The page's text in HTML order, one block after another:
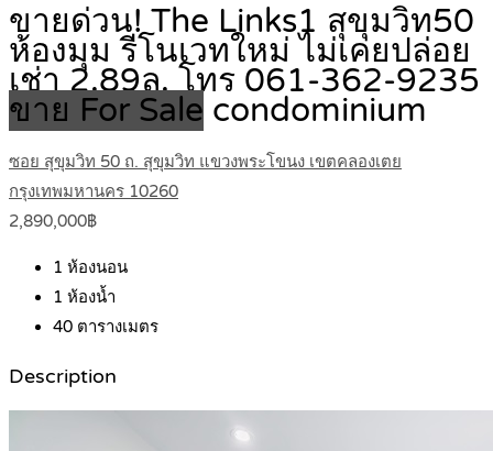
ขายด่วน! The Links1 สุขุมวิท50
ห้องมุม รีโนเวทใหม่ ไม่เคยปล่อย
เช่า 2.89ล. โทร 061-362-9235
ขาย For Sale condominium
ซอย สุขุมวิท 50 ถ. สุขุมวิท แขวงพระโขนง เขตคลองเตย
กรุงเทพมหานคร 10260
2,890,000฿
1 ห้องนอน
1 ห้องน้ำ
40 ตารางเมตร
Description